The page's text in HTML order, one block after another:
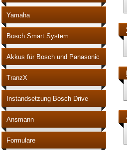
Yamaha
Bosch Smart System
Akkus für Bosch und Panasonic
Akku Vision
TranzX
Instandsetzung Bosch Drive
Units Gen. 2
Ansmann
Formulare